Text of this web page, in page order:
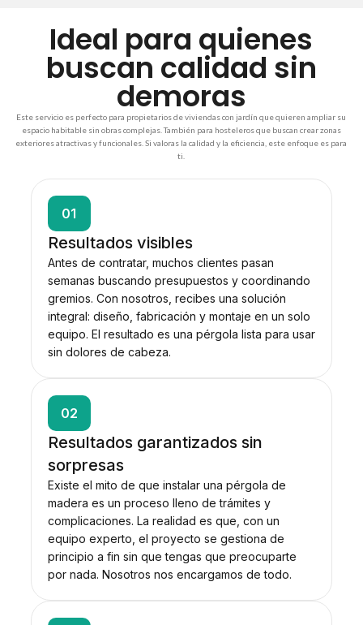
Ideal para quienes
buscan calidad sin
demoras
Este servicio es perfecto para propietarios de viviendas con jardín que quieren ampliar su
espacio habitable sin obras complejas. También para hosteleros que buscan crear zonas
exteriores atractivas y funcionales. Si valoras la calidad y la eficiencia, este enfoque es para
ti.
01
Resultados visibles
Antes de contratar, muchos clientes pasan
semanas buscando presupuestos y coordinando
gremios. Con nosotros, recibes una solución
integral: diseño, fabricación y montaje en un solo
equipo. El resultado es una pérgola lista para usar
sin dolores de cabeza.
02
Resultados garantizados sin
sorpresas
Existe el mito de que instalar una pérgola de
madera es un proceso lleno de trámites y
complicaciones. La realidad es que, con un
equipo experto, el proyecto se gestiona de
principio a fin sin que tengas que preocuparte
por nada. Nosotros nos encargamos de todo.